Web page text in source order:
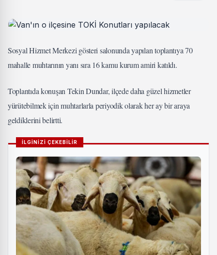
Sosyal Hizmet Merkezi gösteri salonunda yapılan toplantıya 70
mahalle muhtarının yanı sıra 16 kamu kurum amiri katıldı.
Toplantıda konuşan Tekin Dundar, ilçede daha güzel hizmetler
yürütebilmek için muhtarlarla periyodik olarak her ay bir araya
geldiklerini belirtti.
İLGİNİZİ ÇEKEBİLİR